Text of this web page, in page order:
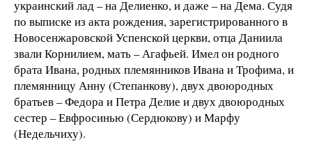
украинский лад – на Делиенко, и даже – на Дема. Судя
по выписке из акта рождения, зарегистрированного в
Новосенжаровской Успенской церкви, отца Даниила
звали Корнилием, мать – Агафьей. Имел он родного
брата Ивана, родных племянников Ивана и Трофима, и
племянницу Анну (Степанкову), двух двоюродных
братьев – Федора и Петра Делие и двух двоюродных
сестер – Евфросинью (Сердюкову) и Марфу
(Недельчиху).